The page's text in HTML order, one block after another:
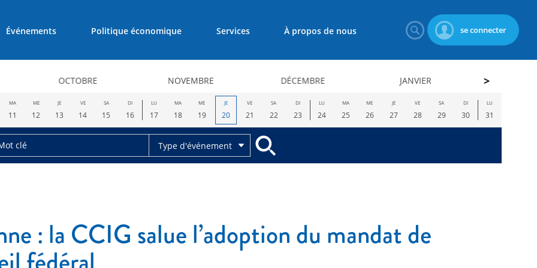
se connecter
Événements Politique économique Services À propos de nous
OCTOBRE NOVEMBRE DÉCEMBRE JANVIER
MA
11
ME
12
JE
13
VE
14
SA
15
DI
16
LU
17
MA
18
ME
19
JE
20
VE
21
SA
22
DI
23
LU
24
MA
25
ME
26
JE
27
VE
28
SA
29
DI
30
LU
31
Type d'événement
: la CCIG salue l’adoption du mandat de